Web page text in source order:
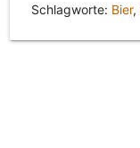
Schlagworte: Bier,